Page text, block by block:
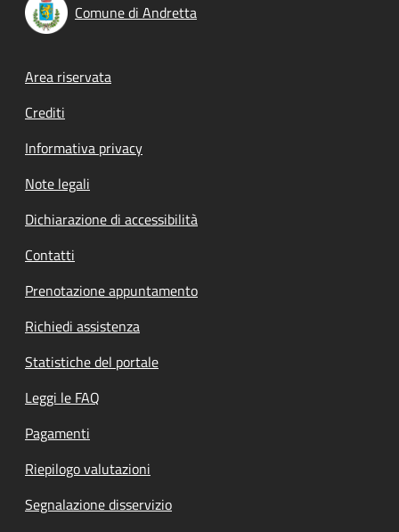
Comune di Andretta
Footer menu
Area riservata
Crediti
Informativa privacy
Note legali
Dichiarazione di accessibilità
Contatti
Prenotazione appuntamento
Richiedi assistenza
Statistiche del portale
Leggi le FAQ
Pagamenti
Riepilogo valutazioni
Segnalazione disservizio